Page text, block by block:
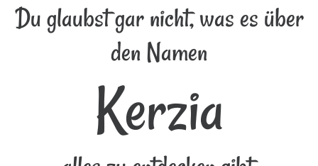
Du glaubst gar nicht, was es über
den Namen
Kerzia